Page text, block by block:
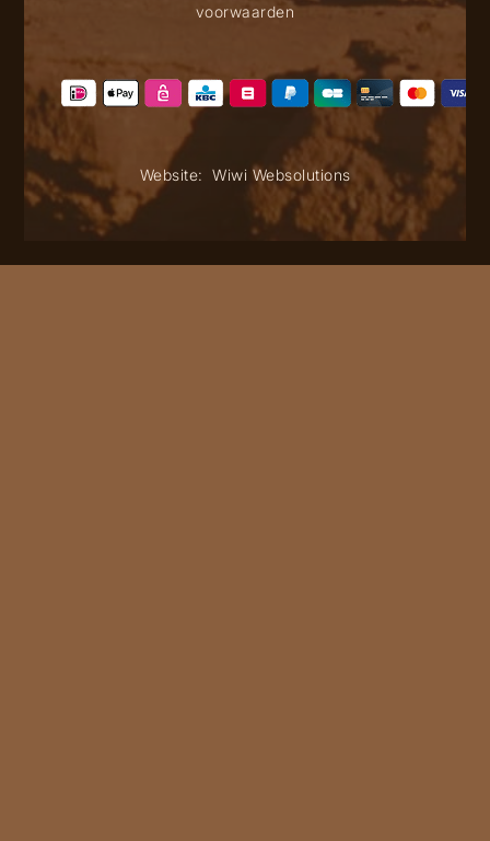
voorwaarden
Website: Wiwi Websolutions